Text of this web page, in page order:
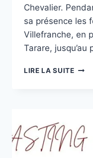
Chevalier.
sa présence les
Villefranche, en
Tarare, jusqu’au
LIRE LA SUITE